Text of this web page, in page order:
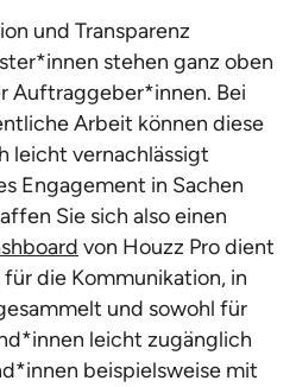
und Transparenz
stehen ganz oben
Auftraggeber*innen. Bei
Arbeit können diese
leicht vernachlässigt
Engagement in Sachen
Sie sich also einen
von Houzz Pro dient
die Kommunikation, in
und sowohl für
leicht zugänglich
beispielsweise mit